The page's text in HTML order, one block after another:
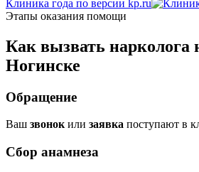
Клиника года по версии kp.ru
Этапы оказания помощи
Как вызвать нарколога
Ногинске
Обращение
Ваш звонокили заявка поступают в
Сбор анамнеза